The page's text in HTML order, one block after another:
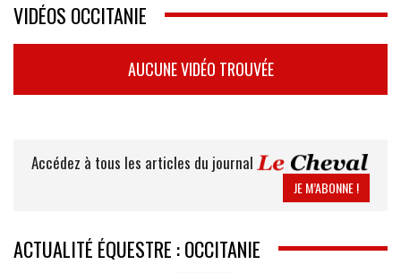
VIDÉOS OCCITANIE
AUCUNE VIDÉO TROUVÉE
Accédez à tous les articles du journal
JE M’ABONNE !
ACTUALITÉ ÉQUESTRE : OCCITANIE